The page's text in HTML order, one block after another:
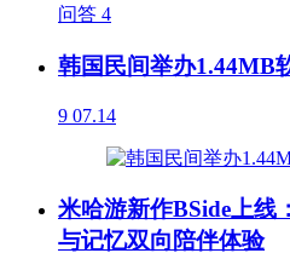
问答 4
韩国民间举办1.44MB
9 07.14
米哈游新作BSide上线
与记忆双向陪伴体验